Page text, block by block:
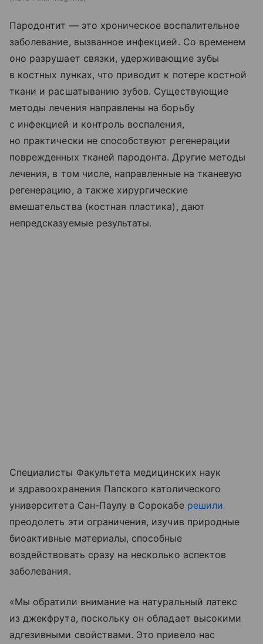
Пародонтит — это хроническое воспалительное
заболевание, вызванное инфекцией. Со временем
оно разрушает связки, удерживающие зубы
в костных лунках, что приводит к потере костной
ткани и расшатыванию зубов. Существующие
методы лечения направлены на борьбу
с инфекцией и контроль воспаления,
но практически не способствуют регенерации
поврежденных тканей пародонта. Другие методы
лечения, в том числе, направленные на тканевую
регенерацию, а также хирургические
вмешательства (костная пластика), дают
непредсказуемые результаты.
Специалисты Факультета медицинских наук
и здравоохранения Папского католического
университета Сан-Паулу в Сорокабе решили
преодолеть эти ограничения, изучив природные
биоактивные материалы, способные
воздействовать сразу на несколько аспектов
заболевания.
«Мы обратили внимание на натуральный латекс
из джекфрута, поскольку он обладает высокими
адгезивными свойствами. Это привело нас